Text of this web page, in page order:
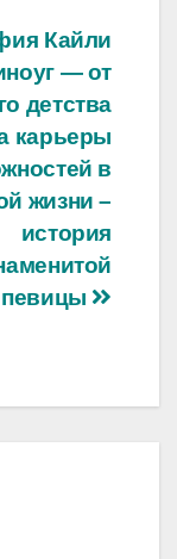
Кайли
— от
детства
карьеры
в
жизни –
история
певицы